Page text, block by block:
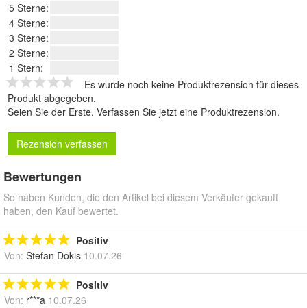
5 Sterne:
4 Sterne:
3 Sterne:
2 Sterne:
1 Stern:
Es wurde noch keine Produktrezension für dieses
Produkt abgegeben.
Seien Sie der Erste. Verfassen Sie jetzt eine Produktrezension.
Rezension verfassen
Bewertungen
So haben Kunden, die den Artikel bei diesem Verkäufer gekauft
haben, den Kauf bewertet.
Positiv
Von: Stefan Dokis 10.07.26
Positiv
Von: r***a 10.07.26